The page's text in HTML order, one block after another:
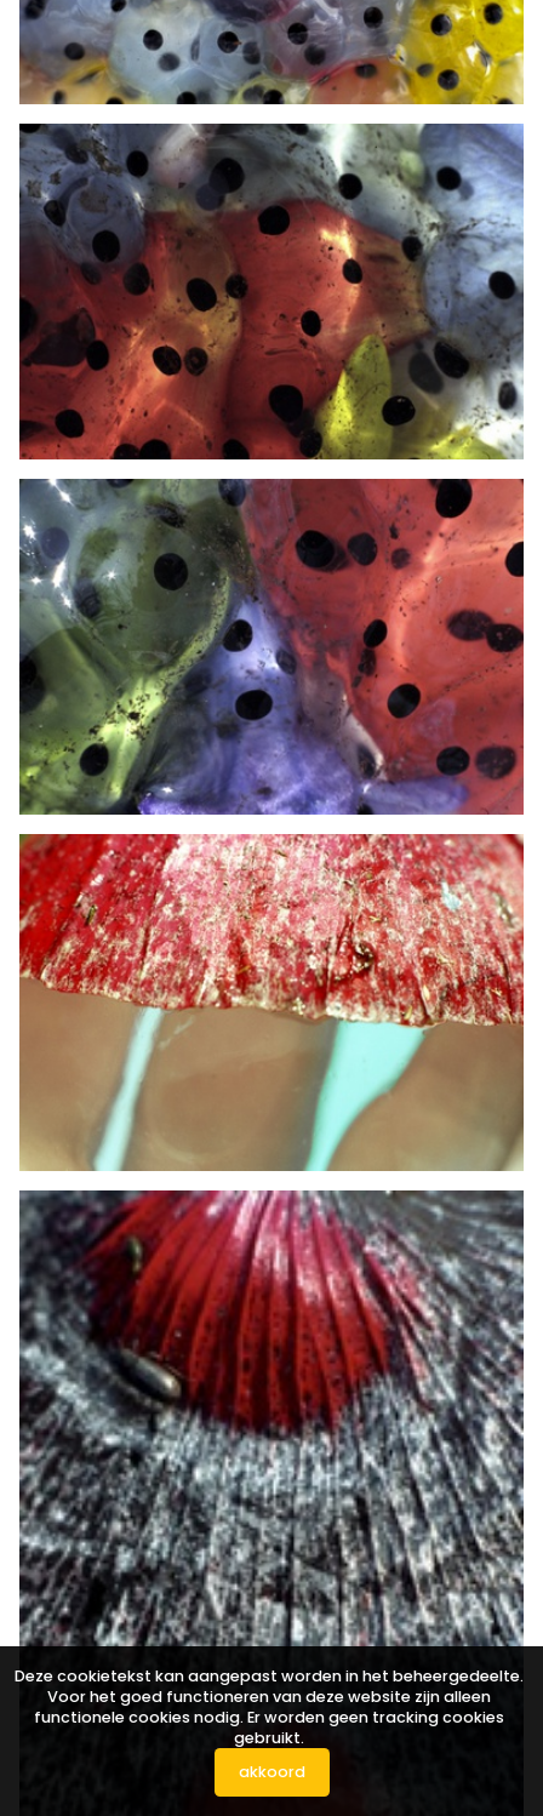
Deze cookietekst kan aangepast worden in het beheergedeelte.
Voor het goed functioneren van deze website zijn alleen
functionele cookies nodig. Er worden geen tracking cookies
gebruikt.
akkoord